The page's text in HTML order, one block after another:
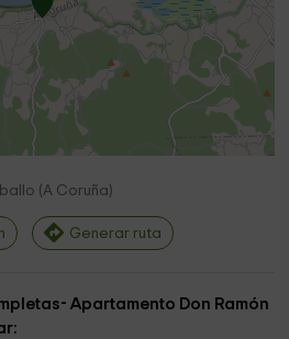
(A Coruña)
Generar ruta
Apartamento Don Ramón